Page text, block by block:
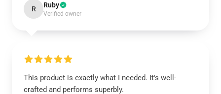
R Ruby
Verified owner
This product is exactly what I needed. It's well-
crafted and performs superbly.